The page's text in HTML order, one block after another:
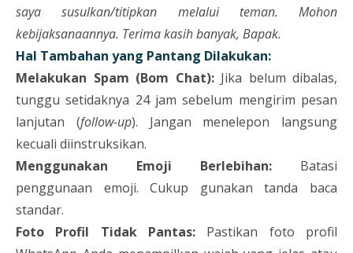
saya susulkan/titipkan melalui teman.
Mohon
kebijaksanaannya. Terima kasih banyak, Bapak.
Hal Tambahan yang Pantang Dilakukan:
Melakukan Spam (Bom Chat):Jika belum dibalas,
tunggu setidaknya 24 jam sebelum mengirim pesan
lanjutan (follow-up). Jangan menelepon langsung
kecuali diinstruksikan.
Menggunakan Emoji Berlebihan: Batasi
penggunaan emoji. Cukup gunakan tanda baca
standar.
Foto Profil Tidak Pantas: Pastikan foto profil